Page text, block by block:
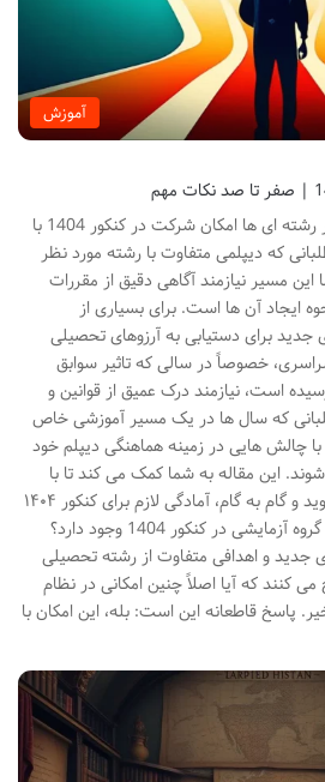
آموزش
شرایط کنکور 1404 برای تغییر رشته ای ها امکان شرکت در کنکور 1404 با
که دیپلمی متفاوت با رشته مورد نظر
این مسیر نیازمند آگاهی دقیق از مقررات
ایجاد آن ها است. برای بسیاری از
برای دستیابی به آرزوهای تحصیلی
خصوصاً در سالی که تاثیر سوابق
قطعی رسیده است، نیازمند درک عمیق از قوانین و
که سال ها در یک مسیر آموزشی خاص
چالش هایی در زمینه هماهنگی دیپلم خود
این مقاله به شما کمک می کند تا با
تمامی ابعاد این مسیر آشنا شوید و گام به گام، آمادگی لازم برای کنکور ۱۴۰۴
را کسب کنید. آیا امکان تغییر گروه آزمایشی در کنکور 1404 وجود دارد؟
جدید و اهدافی متفاوت از رشته تحصیلی
کنند که آیا اصلاً چنین امکانی در نظام
پاسخ قاطعانه این است: بله، این امکان با